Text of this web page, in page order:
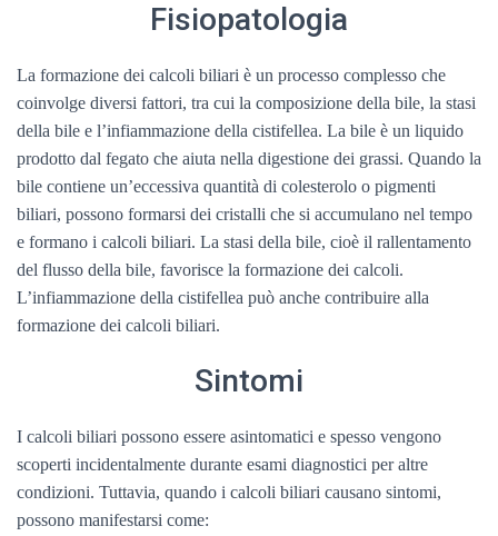
Fisiopatologia
La formazione dei calcoli biliari è un processo complesso che
coinvolge diversi fattori, tra cui la composizione della bile, la stasi
della bile e l’infiammazione della cistifellea. La bile è un liquido
prodotto dal fegato che aiuta nella digestione dei grassi. Quando la
bile contiene un’eccessiva quantità di colesterolo o pigmenti
biliari, possono formarsi dei cristalli che si accumulano nel tempo
e formano i calcoli biliari. La stasi della bile, cioè il rallentamento
del flusso della bile, favorisce la formazione dei calcoli.
L’infiammazione della cistifellea può anche contribuire alla
formazione dei calcoli biliari.
Sintomi
I calcoli biliari possono essere asintomatici e spesso vengono
scoperti incidentalmente durante esami diagnostici per altre
condizioni. Tuttavia, quando i calcoli biliari causano sintomi,
possono manifestarsi come: